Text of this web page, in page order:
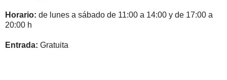
Horario: de lunes a sábado de 11:00 a 14:00 y de 17:00 a
20:00 h
Entrada: Gratuita